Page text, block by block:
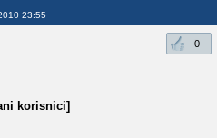
23:55
0
korisnici]